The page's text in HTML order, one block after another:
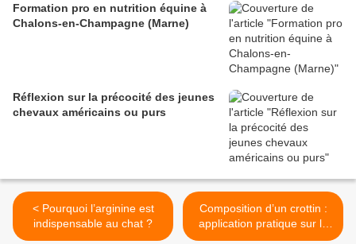
Formation pro en nutrition équine à
Chalons-en-Champagne (Marne)
Réflexion sur la précocité des jeunes
chevaux américains ou purs
< Pourquoi l’arginine est
indispensable au chat ?
Composition d’un crottin :
application pratique sur le
cheval âgé >